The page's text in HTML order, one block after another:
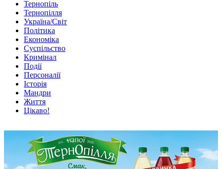
Тернопіль
Тернопілля
Україна/Світ
Політика
Економіка
Суспільство
Кримінал
Події
Персоналії
Історія
Мандри
Життя
Цікаво!